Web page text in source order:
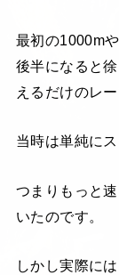
最初の1000m
後半になると
えるだけのレ
当時は単純に
つまりもっと
いたのです。
しかし実際に